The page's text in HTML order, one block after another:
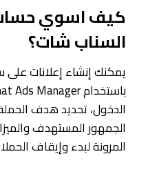
كيف اسوي
السناب شات؟
يمكنك إنشاء إعلانات
الدخول، تحديد هدف
الجمهور المستهدف
المرونة لبدء وإيقاف